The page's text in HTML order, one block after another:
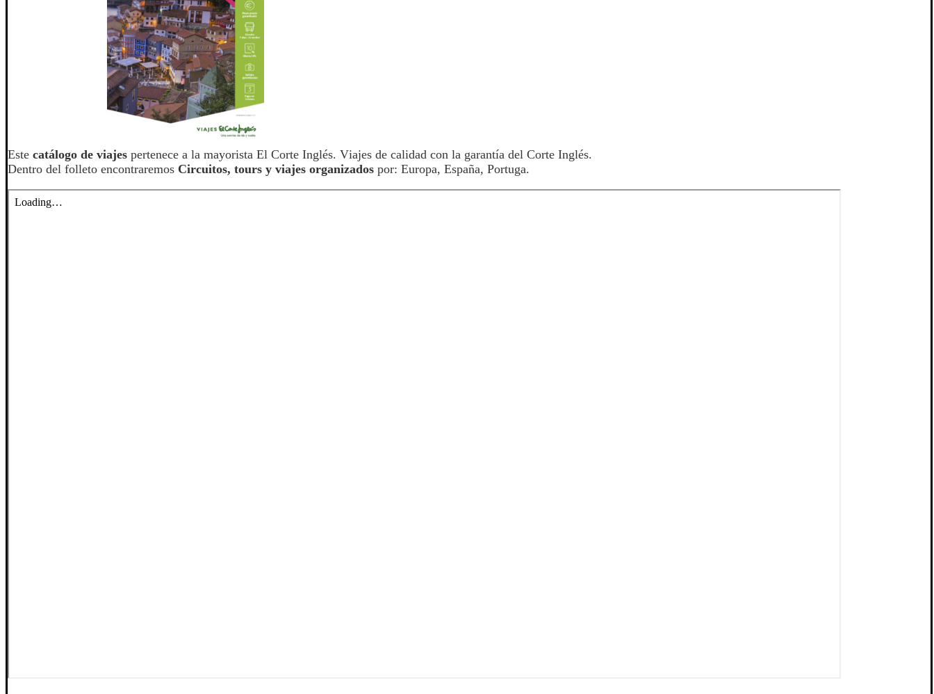
Este catálogo de viajes pertenece a la mayorista El Corte Inglés. Viajes de calidad con la garantía del Corte Inglés.
Dentro del folleto encontraremos Circuitos, tours y viajes organizados por: Europa, España, Portuga.